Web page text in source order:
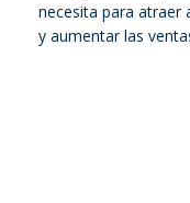
necesita para atraer
y aumentar las